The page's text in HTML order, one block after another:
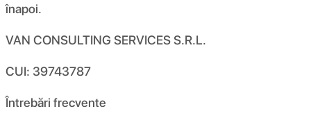
înapoi.
VAN CONSULTING SERVICES S.R.L.
CUI: 39743787
Întrebări frecvente